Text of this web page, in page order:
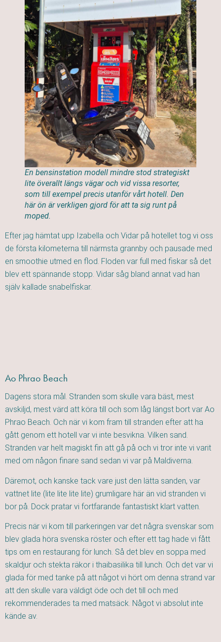
En bensinstation modell mindre stod strategiskt
lite överallt längs vägar och vid vissa resorter,
som till exempel precis utanför vårt hotell. Den
här ön är verkligen gjord för att ta sig runt på
moped.
Efter jag hämtat upp Izabella och Vidar på hotellet tog vi oss
de första kilometerna till närmsta grannby och pausade med
en smoothie utmed en flod. Floden var full med fiskar så det
blev ett spännande stopp. Vidar såg bland annat vad han
själv kallade snabelfiskar.
Ao Phrao Beach
Dagens stora mål. Stranden som skulle vara bäst, mest
avskiljd, mest värd att köra till och som låg längst bort var Ao
Phrao Beach. Och när vi kom fram till stranden efter att ha
gått genom ett hotell var vi inte besvikna. Vilken sand.
Stranden var helt magiskt fin att gå på och vi tror inte vi varit
med om någon finare sand sedan vi var på Maldiverna.
Däremot, och kanske tack vare just den lätta sanden, var
vattnet lite (lite lite lite lite) grumligare här än vid stranden vi
bor på. Dock pratar vi fortfarande fantastiskt klart vatten.
Precis när vi kom till parkeringen var det några svenskar som
blev glada höra svenska röster och efter ett tag hade vi fått
tips om en restaurang för lunch. Så det blev en soppa med
skaldjur och stekta räkor i thaibasilika till lunch. Och det var vi
glada för med tanke på att något vi hört om denna strand var
att den skulle vara väldigt öde och det till och med
rekommenderades ta med matsäck. Något vi absolut inte
kände av.